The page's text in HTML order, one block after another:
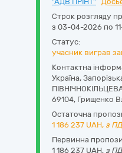
Строк розгляду
з 03-04-2026 по
Статус:
учасник виграв
Контактна
Україна,
69104, Грищенко
Остаточна
1 186 237 UAH, з
Первинна
1 186 237 UAH, з